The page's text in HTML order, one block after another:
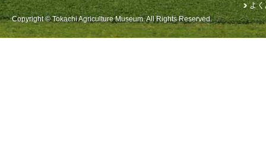
よ
Copyright © Tokachi Agriculture Museum. All Rights Reserved.